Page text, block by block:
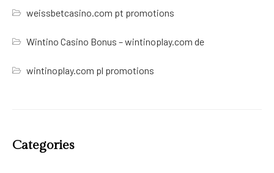
weissbetcasino.com pt promotions
Wintino Casino Bonus – wintinoplay.com de
wintinoplay.com pl promotions
Categories